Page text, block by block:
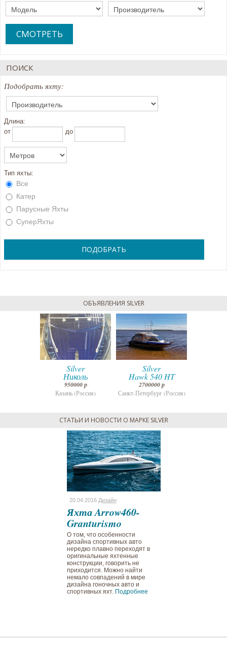
СМОТРЕТЬ
ПОИСК
Подобрать яхту:
Длина:
oт
до
Тип яхты:
Все
Катер
Парусные Яхты
СуперЯхты
ОБЪЯВЛЕНИЯ SILVER
Silver
Николь
950000 р
Казань (Россия)
Silver
Hawk 540 HT
2700000 р
Санкт-Петербург (Россия)
СТАТЬИ И НОВОСТИ О МАРКЕ SILVER
20.04.2016 Дизайн
Яхта Arrow460-
Granturismo
О том, что особенности
дизайна спортивных авто
нередко плавно переходят в
оригинальные яхтенные
конструкции, говорить не
приходится. Можно найти
немало совпадений в мире
дизайна гоночных авто и
спортивных яхт. Подробнее